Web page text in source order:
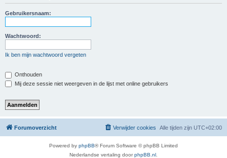
k
Gebruikersnaam:
Wachtwoord:
Ik ben mijn wachtwoord vergeten
Onthouden
Mij deze sessie niet weergeven in de lijst met online gebruikers
Forumoverzicht Alle tijden zijn UTC+02:00
Verwijder cookies
Powered by phpBB® Forum Software © phpBB Limited
Nederlandse vertaling doorphpBB.nl.